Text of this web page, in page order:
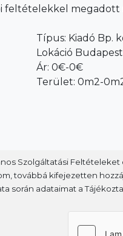
Szolgáltatási
továbbá kifejezetten
során adataimat a